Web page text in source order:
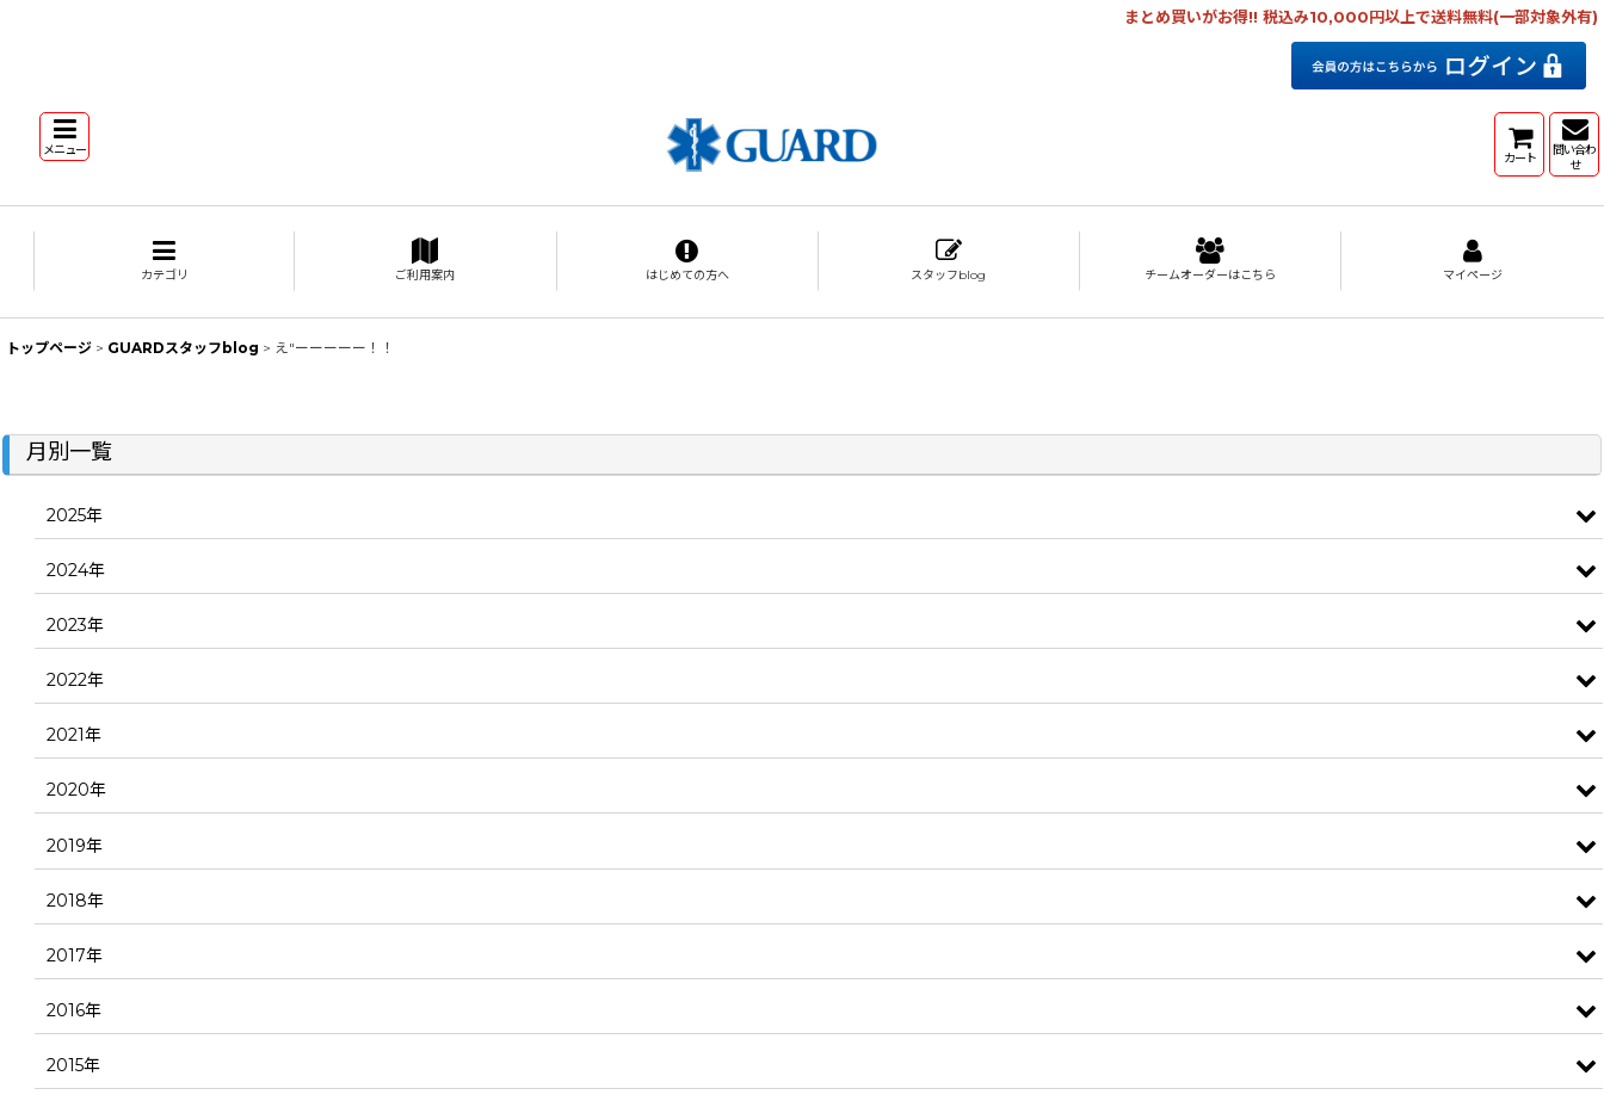
まとめ買いがお得!! 税込み10,000円以上で送料無料(一部対象外有)
メニュー カート
問い合わ
せ
カテゴリ ご利用案内 はじめての方へ スタッフblog チームオーダーはこちら マイページ
トップページ > GUARDスタッフblog > え"ーーーーー！！
月別一覧
2025年
2024年
2023年
2022年
2021年
2020年
2019年
2018年
2017年
2016年
2015年